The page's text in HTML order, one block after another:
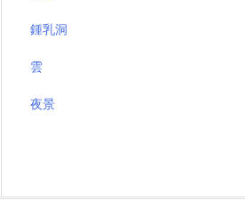
鍾乳洞
雲
夜景